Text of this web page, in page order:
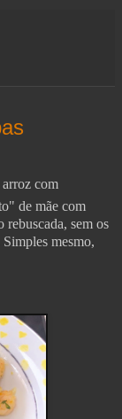
arroz com
de mãe com
rebuscada, sem os
mesmo,